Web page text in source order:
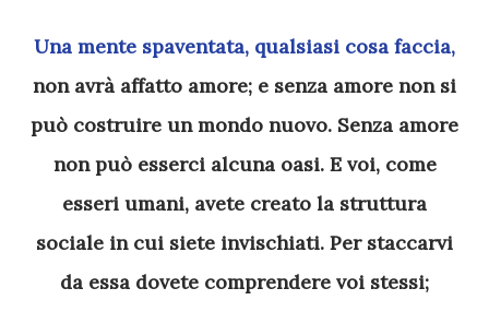
Una mente spaventata, qualsiasi cosa faccia,
non avrà affatto amore; e senza amore non si
può costruire un mondo nuovo. Senza amore
non può esserci alcuna oasi. E voi, come
esseri umani, avete creato la struttura
sociale in cui siete invischiati. Per staccarvi
da essa dovete comprendere voi stessi;